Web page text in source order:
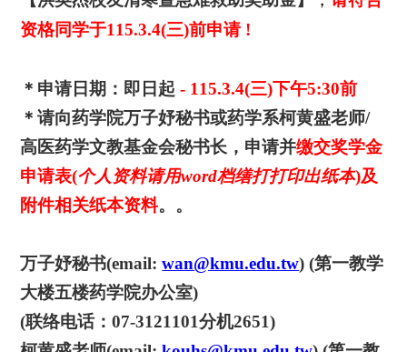
资格同学于115.3.4(三)前申请!
＊申请日期 ：即日起 - 115.3.4(三)下午5:30前
＊请向药学院万子妤秘书或药学系柯黄盛老师/
高医药学文教基金会秘书长 ， 申请并缴交奖学金
申请表(个人资料请用word档缮打打印出纸本)及
附件相关纸本资料。 。
万子妤秘书(email:wan@kmu.edu.tw) (第一教学
大楼五楼药学院办公室)
(联络电话：07-3121101分机2651)